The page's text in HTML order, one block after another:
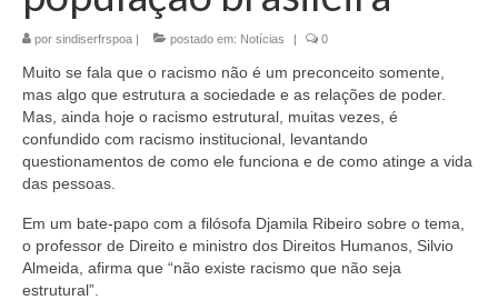
por sindiserfrspoa | postado em: Notícias | 0
Muito se fala que o racismo não é um preconceito somente,
mas algo que estrutura a sociedade e as relações de poder.
Mas, ainda hoje o racismo estrutural, muitas vezes, é
confundido com racismo institucional, levantando
questionamentos de como ele funciona e de como atinge a vida
das pessoas.
Em um bate-papo com a filósofa Djamila Ribeiro sobre o tema,
o professor de Direito e ministro dos Direitos Humanos, Silvio
Almeida, afirma que “não existe racismo que não seja
estrutural”.